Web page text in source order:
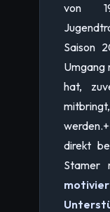
von
Saison
Umgang
hat,
direkt
Stamer